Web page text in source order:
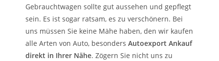
Gebrauchtwagen sollte gut aussehen und gepflegt
sein. Es ist sogar ratsam, es zu verschönern. Bei
uns müssen Sie keine Mähe haben, den wir kaufen
alle Arten von Auto, besondersAutoexport Ankauf
direkt in Ihrer Nähe. Zögern Sie nicht uns zu